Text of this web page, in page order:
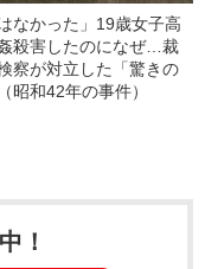
なかった」19歳女子高
殺害したのになぜ…裁
察が対立した「驚きの
昭和42年の事件）
！